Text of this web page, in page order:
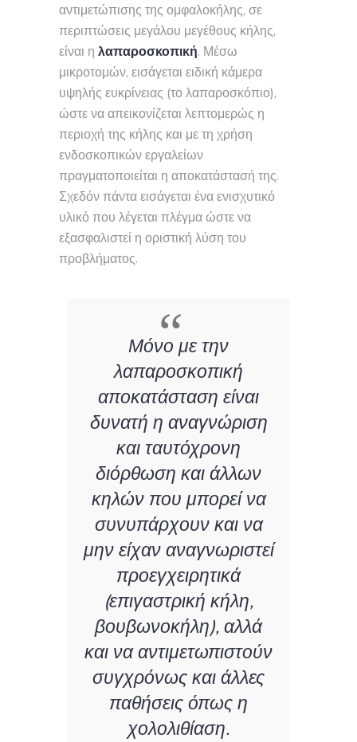
αντιμετώπισης της ομφαλοκήλης, σε
περιπτώσεις μεγάλου μεγέθους κήλης,
είναι η λαπαροσκοπική. Μέσω
μικροτομών, εισάγεται ειδική κάμερα
υψηλής ευκρίνειας (το λαπαροσκόπιο),
ώστε να απεικονίζεται λεπτομερώς η
περιοχή της κήλης και με τη χρήση
ενδοσκοπικών εργαλείων
πραγματοποιείται η αποκατάστασή της.
Σχεδόν πάντα εισάγεται ένα ενισχυτικό
υλικό που λέγεται πλέγμα ώστε να
εξασφαλιστεί η οριστική λύση του
προβλήματος.
Μόνο με την
λαπαροσκοπική
αποκατάσταση είναι
δυνατή η αναγνώριση
και ταυτόχρονη
διόρθωση και άλλων
κηλών που μπορεί να
συνυπάρχουν και να
μην είχαν αναγνωριστεί
προεγχειρητικά
(επιγαστρική κήλη,
βουβωνοκήλη), αλλά
και να αντιμετωπιστούν
συγχρόνως και άλλες
παθήσεις όπως η
χολολιθίαση.